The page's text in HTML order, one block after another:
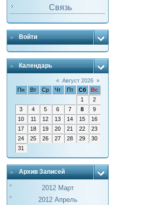
Связь
Войти
Календарь
« Август 2026 »
Пн
Вт Ср Чт Пт Сб
Вс
1
2
3
4 5 6 7 8
9
10
11 12 13 14 15
16
17
18 19 20 21 22
23
24
25 26 27 28 29
30
31
Архив Записей
2012 Март
2012 Апрель